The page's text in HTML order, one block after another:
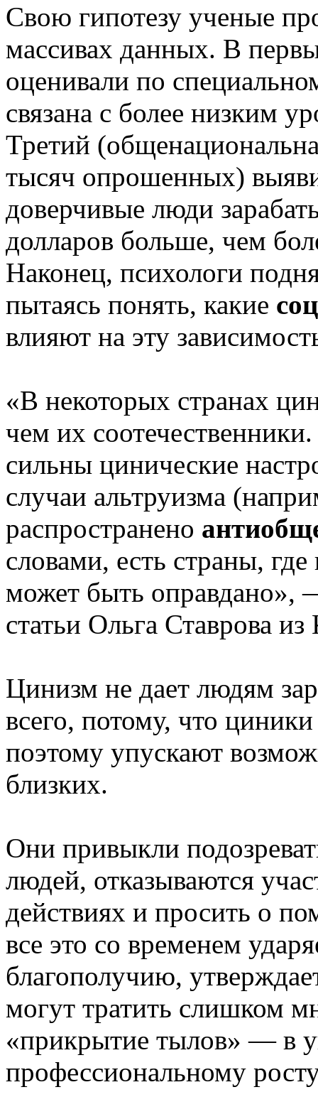
Свою гипотезу ученые
массивах данных. В
оценивали по
связана с более низким
Третий
тысяч опрошенных)
доверчивые люди
долларов больше, чем
Наконец, психологи
пытаясь понять, какие
влияют на эту
«В некоторых странах
чем их
сильны цинические
случаи альтруизма
распространено
словами, есть страны,
может быть оправдано»,
статьи Ольга Ставрова
Цинизм не дает людям
всего, потому, что
поэтому упускают
близких.
Они привыкли
людей, отказываются
действиях и просить о
все это со временем
благополучию,
могут тратить слишком
«прикрытие тылов» — в
профессиональному